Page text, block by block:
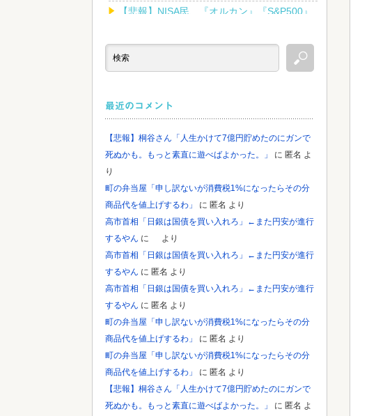
【悲報】NISA民、『オルカン』『S&P500』
Powered by livedoor 相互RSS
最近のコメント
【悲報】桐谷さん「人生かけて7億円貯めたのにガンで
死ぬかも。もっと素直に遊べばよかった。」
に 匿名 よ
り
町の弁当屋「申し訳ないが消費税1%になったらその分
商品代を値上げするわ」
に 匿名 より
高市首相「日銀は国債を買い入れろ」←また円安が進行
するやん に
より
高市首相「日銀は国債を買い入れろ」←また円安が進行
するやん に 匿名 より
高市首相「日銀は国債を買い入れろ」←また円安が進行
するやん に 匿名 より
町の弁当屋「申し訳ないが消費税1%になったらその分
商品代を値上げするわ」
に 匿名 より
町の弁当屋「申し訳ないが消費税1%になったらその分
商品代を値上げするわ」
に 匿名 より
【悲報】桐谷さん「人生かけて7億円貯めたのにガンで
死ぬかも。もっと素直に遊べばよかった。」
に 匿名 よ